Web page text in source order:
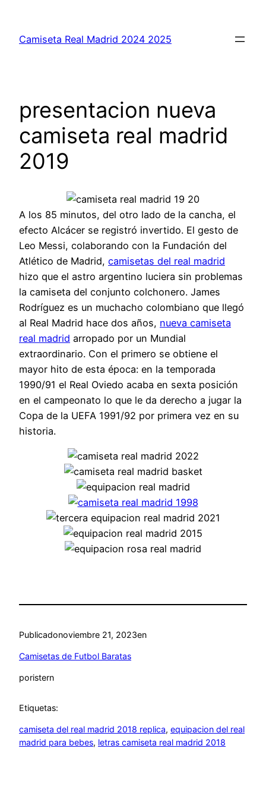
contenido
Camiseta Real Madrid 2024 2025
presentacion nueva
camiseta real madrid
2019
A los 85 minutos, del otro lado de la cancha, el
efecto Alcácer se registró invertido. El gesto de
Leo Messi, colaborando con la Fundación del
Atlético de Madrid, camisetas del real madrid
hizo que el astro argentino luciera sin problemas
la camiseta del conjunto colchonero. James
Rodríguez es un muchacho colombiano que llegó
al Real Madrid hace dos años, nueva camiseta
real madrid arropado por un Mundial
extraordinario. Con el primero se obtiene el
mayor hito de esta época: en la temporada
1990/91 el Real Oviedo acaba en sexta posición
en el campeonato lo que le da derecho a jugar la
Copa de la UEFA 1991/92 por primera vez en su
historia.
Publicadonoviembre 21, 2023en
Camisetas de Futbol Baratas
poristern
Etiquetas:
camiseta del real madrid 2018 replica, equipacion del real
madrid para bebes, letras camiseta real madrid 2018